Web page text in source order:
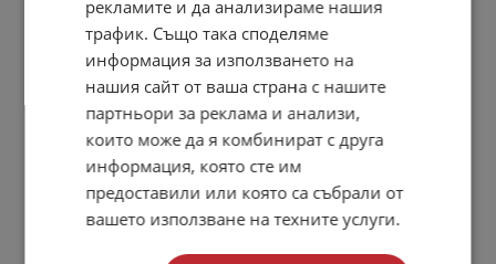
рекламите и да анализираме нашия
трафик. Също така споделяме
информация за използването на
нашия сайт от ваша страна с нашите
партньори за реклама и анализи,
които може да я комбинират с друга
информация, която сте им
предоставили или която са събрали от
вашето използване на техните услуги.